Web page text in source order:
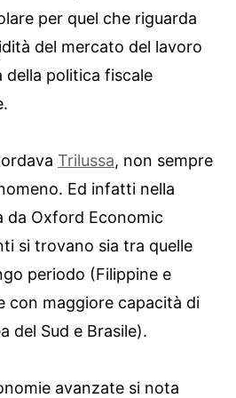
per quel che riguarda
del mercato del lavoro
politica fiscale
Trilussa, non sempre
Ed infatti nella
da Oxford Economic
si trovano sia tra quelle
periodo (Filippine e
con maggiore capacità di
del Sud e Brasile).
avanzate si nota